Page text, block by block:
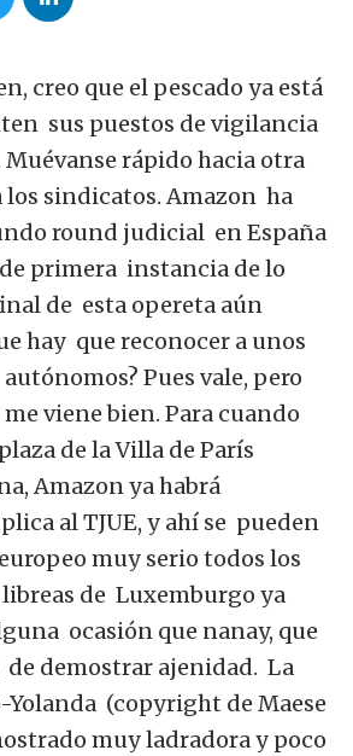
creo que el pescado ya está
sus puestos de vigilancia
rápido hacia otra
sindicatos. Amazon ha
round judicial en España
primera instancia de lo
de esta opereta aún
hay que reconocer a unos
Pues vale, pero
viene bien. Para cuando
de la Villa de París
Amazon ya habrá
al TJUE, y ahí se pueden
muy serio todos los
de Luxemburgo ya
ocasión que nanay, que
de demostrar ajenidad. La
Yolanda (copyright de Maese
muy ladradora y poco